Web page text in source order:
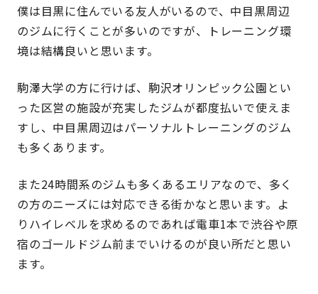
僕は目黒に住んでいる友人がいるので、中目黒周辺
のジムに行くことが多いのですが、トレーニング環
境は結構良いと思います。
駒澤大学の方に行けば、駒沢オリンピック公園とい
った区営の施設が充実したジムが都度払いで使えま
すし、中目黒周辺はパーソナルトレーニングのジム
も多くあります。
また24時間系のジムも多くあるエリアなので、多く
の方のニーズには対応できる街かなと思います。よ
りハイレベルを求めるのであれば電車1本で渋谷や原
宿のゴールドジム前までいけるのが良い所だと思い
ます。